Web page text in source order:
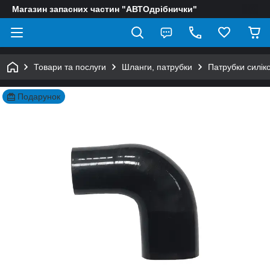
Магазин запасних частин "АВТОдрібнички"
Товари та послуги Шланги, патрубки Патрубки
Подарунок